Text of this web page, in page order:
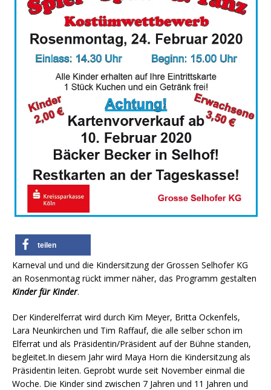
teilen
Karneval und und die Kindersitzung der Grossen Selhofer KG
an Rosenmontag rückt immer näher, das Programm gestalten
Kinder für Kinder.
Der Kinderelferrat wird durch Kim Meyer, Britta Ockenfels,
Lara Neunkirchen und Tim Raffauf, die alle selber schon im
Elferrat und als Präsidentin/Präsident auf der Bühne standen,
begleitet.In diesem Jahr wird Maya Horn die Kindersitzung als
Präsidentin leiten. Geprobt wurde seit November einmal die
Woche. Die Kinder sind zwischen 7 Jahren und 11 Jahren und